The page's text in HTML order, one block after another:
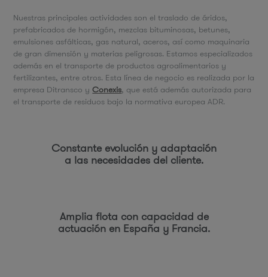
Nuestras principales actividades son el traslado de áridos,
prefabricados de hormigón, mezclas bituminosas, betunes,
emulsiones asfálticas, gas natural, aceros, así como maquinaria
de gran dimensión y materias peligrosas. Estamos especializados
además en el transporte de productos agroalimentarios y
fertilizantes, entre otros. Esta línea de negocio es realizada por la
empresa Ditransco yConexis, que está además autorizada para
el transporte de residuos bajo la normativa europea ADR.
Constante evolución y adaptación
a las necesidades del cliente.
Amplia flota con capacidad de
actuación en España y Francia.